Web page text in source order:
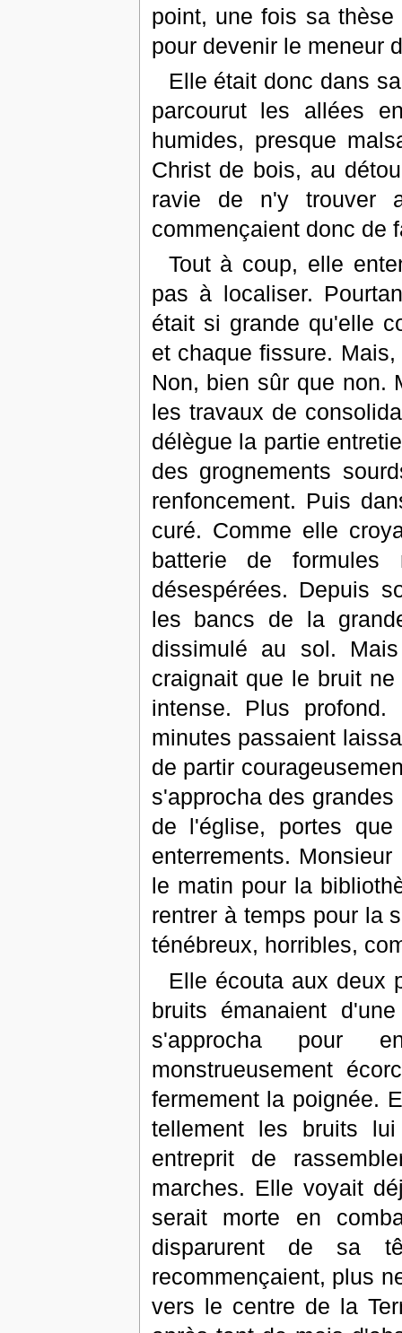
point, une fois sa
pour devenir le meneur
Elle était donc dans
parcourut les allées
humides, presque
Christ de bois, au
ravie de n'y trouver
commençaient donc de
Tout à coup, elle
pas à localiser.
était si grande qu'elle
et chaque fissure.
Non, bien sûr que non.
les travaux de
délègue la partie
des grognements
renfoncement. Puis
curé. Comme elle
batterie de formules
désespérées. Depuis
les bancs de la
dissimulé au sol.
craignait que le bruit
intense. Plus
minutes passaient
de partir
s'approcha des
de l'église, portes
enterrements.
le matin pour la
rentrer à temps pour la
ténébreux, horribles,
Elle écouta aux deux
bruits émanaient
s'approcha pour
monstrueusement
fermement la poignée.
tellement les bruits
entreprit de
marches. Elle voyait
serait morte en
disparurent de sa
recommençaient, plus
vers le centre de la